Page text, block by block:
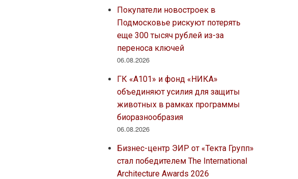
Покупатели новостроек в
Подмосковье рискуют потерять
еще 300 тысяч рублей из-за
переноса ключей
06.08.2026
ГК «А101» и фонд «НИКА»
объединяют усилия для защиты
животных в рамках программы
биоразнообразия
06.08.2026
Бизнес-центр ЭИР от «Текта Групп»
стал победителем The International
Architecture Awards 2026